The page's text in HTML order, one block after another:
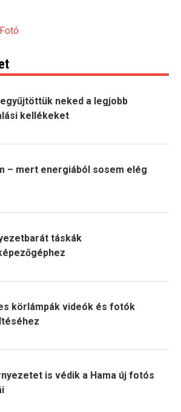
Fotó
neked a legjobb
kellékeket
– mert energiából sosem elég
táskák
körlámpák videók és fotók
is védik a Hama új fotós